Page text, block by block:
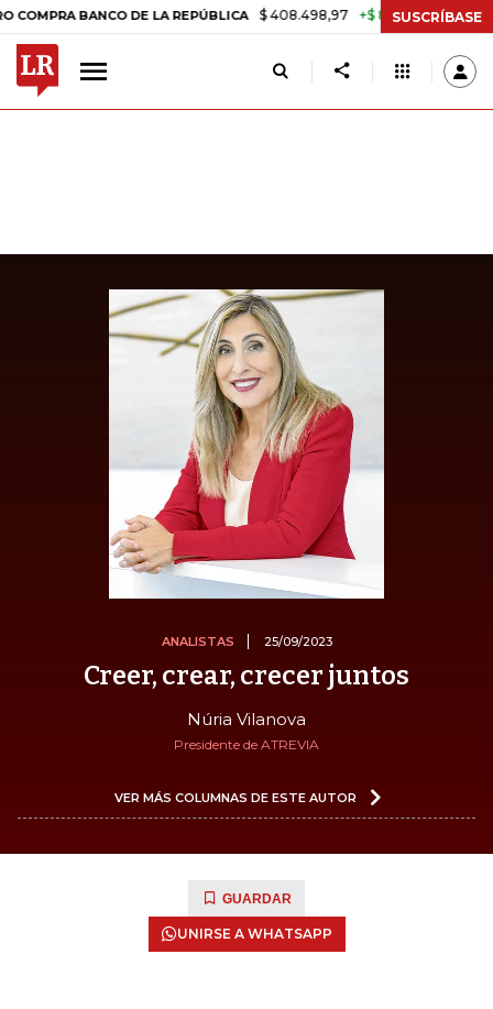
BANCO DE LA REPÚBLICA $ 408.498,97 +$ 8.753,81 +2,19%
SUSCRÍBASE
ANALISTAS 25/09/2023
Creer, crear, crecer juntos
Núria Vilanova
Presidente de ATREVIA
VER MÁS COLUMNAS DE ESTE AUTOR
GUARDAR
UNIRSE A WHATSAPP